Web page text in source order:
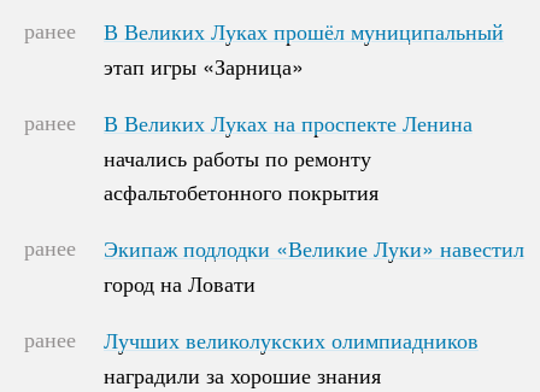
ранее
В Великих Луках прошёл муниципальный
этап игры «Зарница»
В Великих Луках прошёл муниципальный
этап игры «Зарница»
ранее
В Великих Луках на проспекте Ленина
начались работы по ремонту
асфальтобетонного покрытия
В Великих Луках на проспекте Ленина
начались работы по ремонту
асфальтобетонного покрытия
ранее
Экипаж подлодки «Великие Луки» навестил
город на Ловати
Экипаж подлодки «Великие Луки» навестил
город на Ловати
ранее
Лучших великолукских олимпиадников
наградили за хорошие знания
Лучших великолукских олимпиадников
наградили за хорошие знания